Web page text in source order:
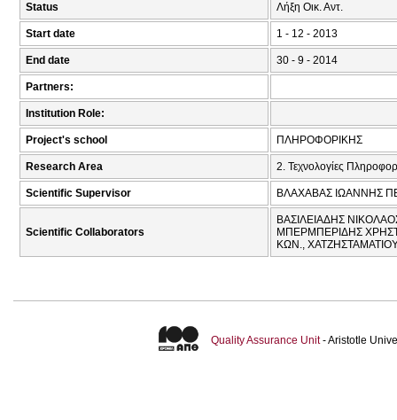
Status Λήξη Οικ. Αντ.
Start date 1 - 12 - 2013
End date 30 - 9 - 2014
Partners:
Institution Role:
Project's school ΠΛΗΡΟΦΟΡΙΚΗΣ
Research Area 2. Τεχνολογίες
Scientific Supervisor ΒΛΑΧΑΒΑΣ ΙΩΑΝΝΗΣ
Scientific Collaborators
ΒΑΣΙΛΕΙΑΔΗΣ
ΜΠΕΡΜΠΕΡΙΔΗΣ
ΚΩΝ.,
Quality Assurance Unit- Aristotle